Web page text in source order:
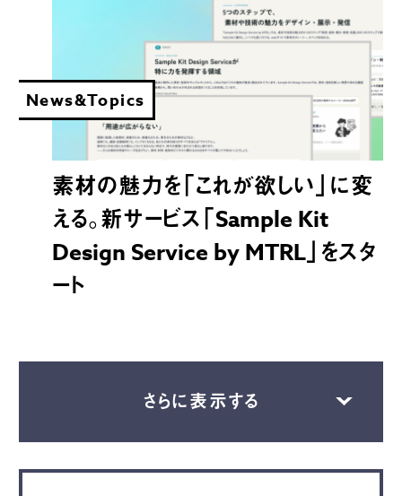
News&Topics
素材の魅力を「これが欲しい」に変
える。新サービス「Sample Kit
Design Service by MTRL」をスタ
ート
さらに表示する